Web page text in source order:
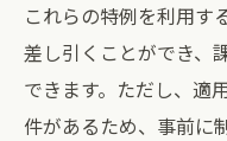
これらの特例を利用す
差し引くことができ、
できます。ただし、適
件があるため、事前に